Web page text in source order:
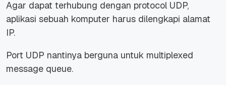
Agar dapat terhubung dengan protocol UDP,
aplikasi sebuah komputer harus dilengkapi alamat
IP.
Port UDP nantinya berguna untuk multiplexed
message queue.